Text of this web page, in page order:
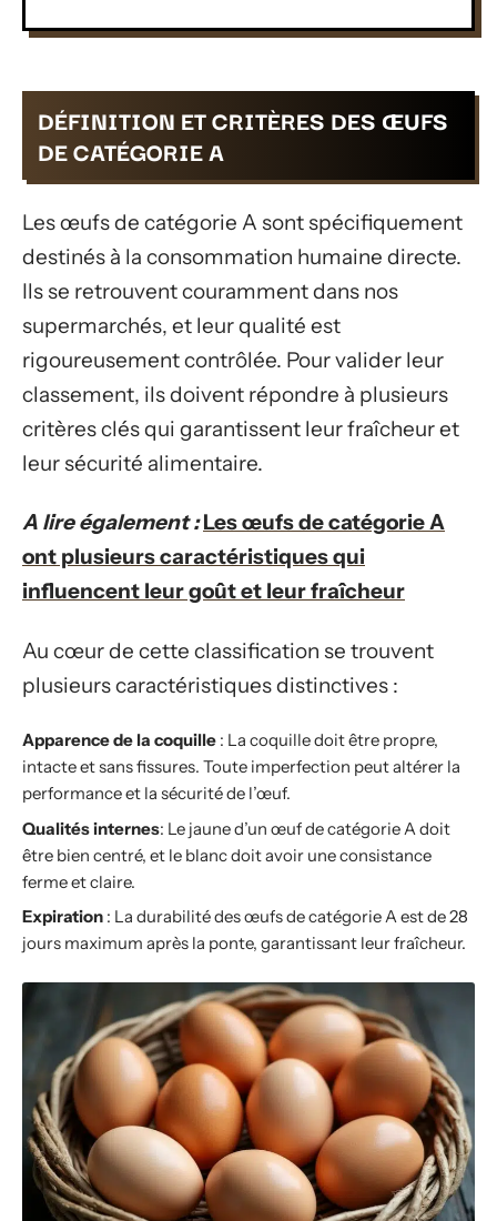
DÉFINITION ET CRITÈRES DES ŒUFS
DE CATÉGORIE A
Les œufs de catégorie A sont spécifiquement
destinés à la consommation humaine directe.
Ils se retrouvent couramment dans nos
supermarchés, et leur qualité est
rigoureusement contrôlée. Pour valider leur
classement, ils doivent répondre à plusieurs
critères clés qui garantissent leur fraîcheur et
leur sécurité alimentaire.
A lire également : Les œufs de catégorie A
ont plusieurs caractéristiques qui
influencent leur goût et leur fraîcheur
Au cœur de cette classification se trouvent
plusieurs caractéristiques distinctives :
Apparence de la coquille : La coquille doit être propre,
intacte et sans fissures. Toute imperfection peut altérer la
performance et la sécurité de l’œuf.
Qualités internes: Le jaune d’un œuf de catégorie A doit
être bien centré, et le blanc doit avoir une consistance
ferme et claire.
Expiration : La durabilité des œufs de catégorie A est de 28
jours maximum après la ponte, garantissant leur fraîcheur.